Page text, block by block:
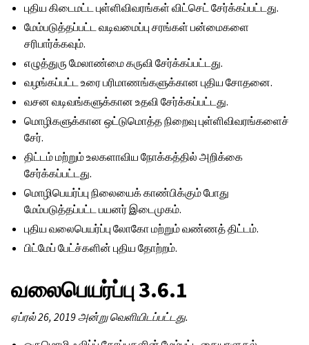
புதிய கிடைமட்ட புள்ளிவிவரங்கள் விட்செட் சேர்க்கப்பட்டது.
மேம்படுத்தப்பட்ட வடிவமைப்பு சரங்கள் பன்மைகளை
சரிபார்க்கவும்.
எழுத்துரு மேலாண்மை கருவி சேர்க்கப்பட்டது.
வழங்கப்பட்ட உரை பரிமாணங்களுக்கான புதிய சோதனை.
வசன வடிவங்களுக்கான உதவி சேர்க்கப்பட்டது.
மொழிகளுக்கான ஒட்டுமொத்த நிறைவு புள்ளிவிவரங்களைச்
சேர்.
திட்டம் மற்றும் உலகளாவிய நோக்கத்தில் அறிக்கை
சேர்க்கப்பட்டது.
மொழிபெயர்ப்பு நிலையைக் காண்பிக்கும் போது
மேம்படுத்தப்பட்ட பயனர் இடைமுகம்.
புதிய வலைபெயர்ப்பு லோகோ மற்றும் வண்ணத் திட்டம்.
பிட்மேப் பேட்ச்களின் புதிய தோற்றம்.
வலைபெயர்ப்பு 3.6.1
ஏப்ரல் 26, 2019 அன்று வெளியிடப்பட்டது.